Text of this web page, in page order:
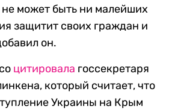
не может быть ни малейших
защитит своих граждан и
он.
цитировала госсекретаря
который считает, что
Украины на Крым